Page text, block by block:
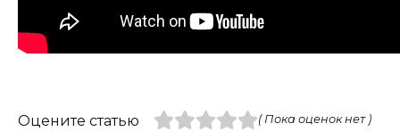
Оцените статью ( Пока оценок нет )